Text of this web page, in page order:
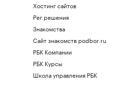
Хостинг сайтов
Рег.решения
Знакомства
Сайт знакомств podbor.ru
РБК Компании
РБК Курсы
Школа управления РБК